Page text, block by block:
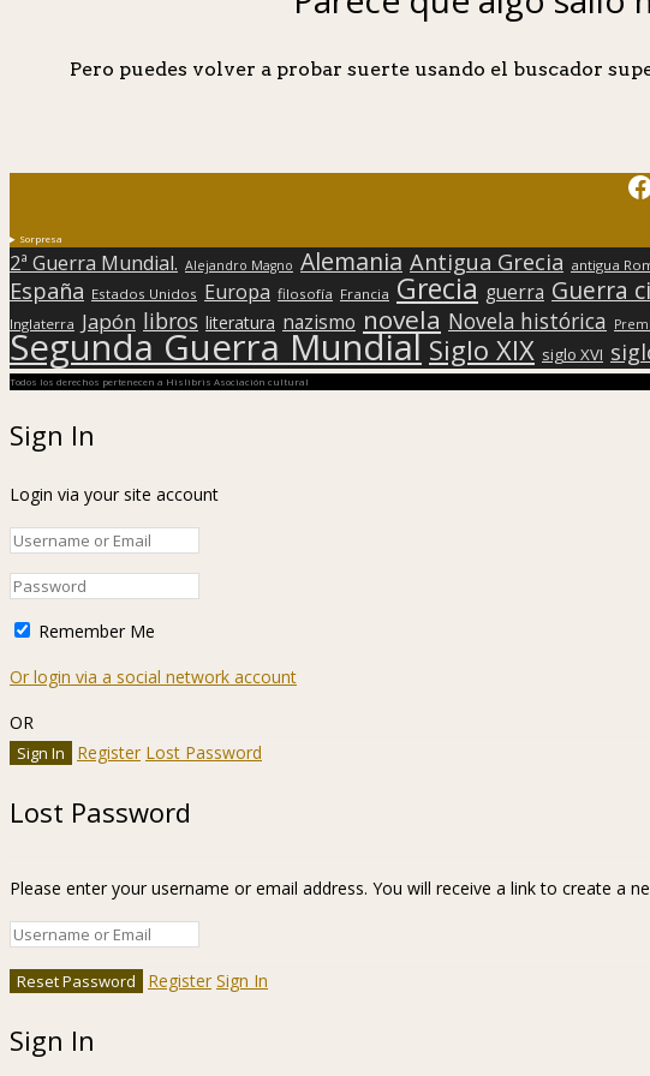
Pero puedes volver a probar suerte usando el buscador
Sorpresa
2ª Guerra Mundial. Alejandro Magno Alemania Antigua Grecia antigua
España Estados Unidos Europa filosofía Francia Grecia guerra Guerra
Inglaterra Japón libros literatura nazismo novela Novela histórica
Segunda Guerra Mundial Siglo XIX siglo XVI
Todos los derechos pertenecen a Hislibris Asociación cultural
Sign In
Login via your site account
Remember Me
Or login via a social network account
OR
Register Lost Password
Lost Password
Please enter your username or email address. You will receive a link to create a
Register Sign In
Sign In